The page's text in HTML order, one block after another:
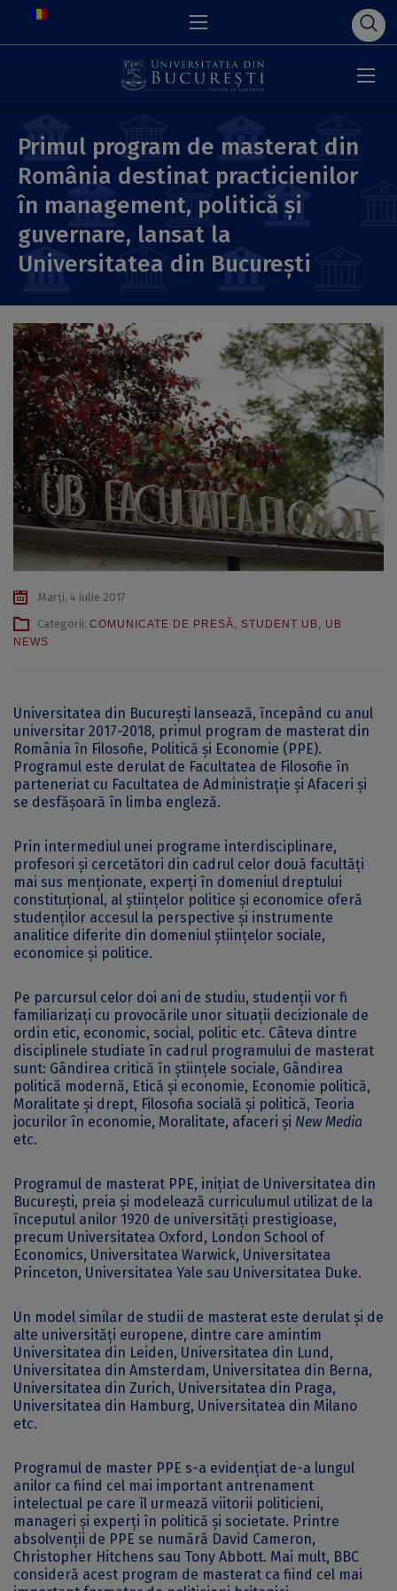
Primul program de masterat din
România destinat practicienilor
în management, politică și
guvernare, lansat la
Universitatea din București
Marți, 4 iulie 2017
Categorii: COMUNICATE DE PRESĂ STUDENT UB
UB
NEWS
Universitatea din București lansează, începând cu anul
universitar 2017-2018, primul program de masterat din
România în Filosofie, Politică și Economie (PPE).
Programul este derulat de Facultatea de Filosofie în
parteneriat cu Facultatea de Administrație și Afaceri și
se desfășoară în limba engleză.
Prin intermediul unei programe interdisciplinare,
profesori și cercetători din cadrul celor două facultăți
mai sus menționate, experți în domeniul dreptului
constituțional, al științelor politice și economice oferă
studenților accesul la perspective și instrumente
analitice diferite din domeniul științelor sociale,
economice și politice.
Pe parcursul celor doi ani de studiu, studenții vor fi
familiarizați cu provocările unor situații decizionale de
ordin etic, economic, social, politic etc. Câteva dintre
disciplinele studiate în cadrul programului de masterat
sunt: Gândirea critică în științele sociale, Gândirea
politică modernă, Etică și economie, Economie politică,
Moralitate și drept, Filosofia socială și politică, Teoria
jocurilor în economie, Moralitate, afaceri și New Media
etc.
Programul de masterat PPE, inițiat de Universitatea din
București, preia și modelează curriculumul utilizat de la
începutul anilor 1920 de universități prestigioase,
precum Universitatea Oxford, London School of
Economics, Universitatea Warwick, Universitatea
Princeton, Universitatea Yale sau Universitatea Duke.
Un model similar de studii de masterat este derulat și de
alte universități europene, dintre care amintim
Universitatea din Leiden, Universitatea din Lund,
Universitatea din Amsterdam, Universitatea din Berna,
Universitatea din Zurich, Universitatea din Praga,
Universitatea din Hamburg, Universitatea din Milano
etc.
Programul de master PPE s-a evidențiat de-a lungul
anilor ca fiind cel mai important antrenament
intelectual pe care îl urmează viitorii politicieni,
manageri și experți în politică și societate. Printre
absolvenții de PPE se numără David Cameron,
Christopher Hitchens sau Tony Abbott. Mai mult, BBC
consideră acest program de masterat ca fiind cel mai